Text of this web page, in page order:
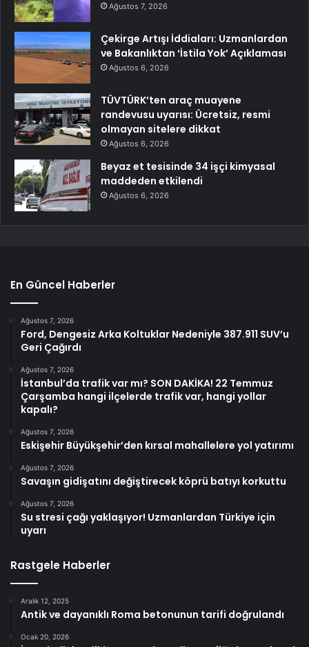
Ağustos 7, 2026
Çekirge Artışı İddiaları: Uzmanlardan
ve Bakanlıktan ‘İstila Yok’ Açıklaması
Ağustos 6, 2026
TÜVTÜRK’ten araç muayene
randevusu uyarısı: Ücretsiz, resmi
olmayan sitelere dikkat
Ağustos 6, 2026
Beyaz et tesisinde 34 işçi kimyasal
maddeden etkilendi
Ağustos 6, 2026
En Güncel Haberler
Ağustos 7, 2026
Ford, Dengesiz Arka Koltuklar Nedeniyle 387.911 SUV’u
Geri Çağırdı
Ağustos 7, 2026
İstanbul’da trafik var mı? SON DAKİKA! 22 Temmuz
Çarşamba hangi ilçelerde trafik var, hangi yollar
kapalı?
Ağustos 7, 2026
Eskişehir Büyükşehir’den kırsal mahallelere yol yatırımı
Ağustos 7, 2026
Savaşın gidişatını değiştirecek köprü batıyı korkuttu
Ağustos 7, 2026
Su stresi çağı yaklaşıyor! Uzmanlardan Türkiye için
uyarı
Rastgele Haberler
Aralık 12, 2025
Antik ve dayanıklı Roma betonunun tarifi doğrulandı
Ocak 20, 2026